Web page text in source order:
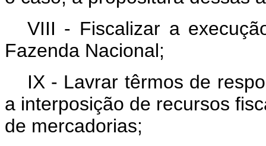
VIII - Fiscalizar a
Fazenda Nacional;
IX - Lavrar têrmos de
a interposição de recursos
de mercadorias;